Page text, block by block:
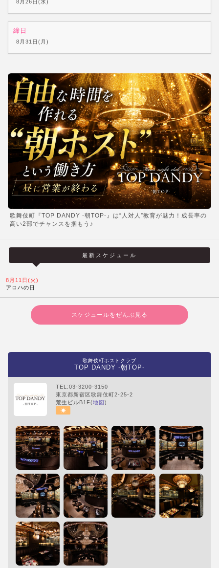
8月26日(水)
締日
8月31日(月)
歌舞伎町『TOP DANDY -朝TOP-』は“人対人”教育が魅力！成長率の
高い2部でチャンスを掴もう♪
最新スケジュール
8月11日(火)
アロハの日
スケジュールをぜんぶ見る
歌舞伎町ホストクラブ
TOP DANDY -朝TOP-
TEL:03-3200-3150
東京都新宿区歌舞伎町2-25-2
荒生ビルB1F(地図 )